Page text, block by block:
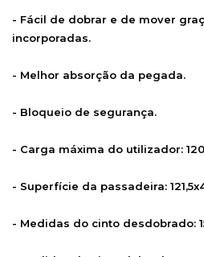
- Fácil de dobrar e de mover
incorporadas.
- Melhor absorção da pegada.
- Bloqueio de segurança.
- Carga máxima do utilizador:
- Superfície da passadeira:
- Medidas do cinto desdobrado: